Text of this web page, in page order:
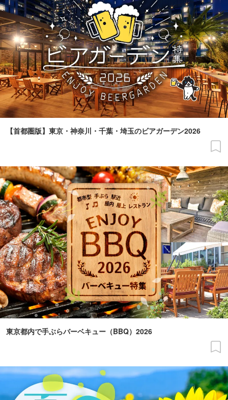
【首都圏版】東京・神奈川・千葉・埼玉のビアガーデン2026
東京都内で手ぶらバーベキュー（BBQ）2026